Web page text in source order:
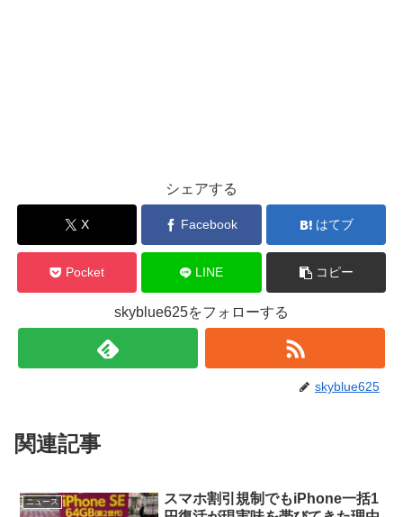
シェアする
X Facebook はてブ
Pocket LINE コピー
skyblue625をフォローする
skyblue625
関連記事
ニュース
スマホ割引規制でもiPhone一括1